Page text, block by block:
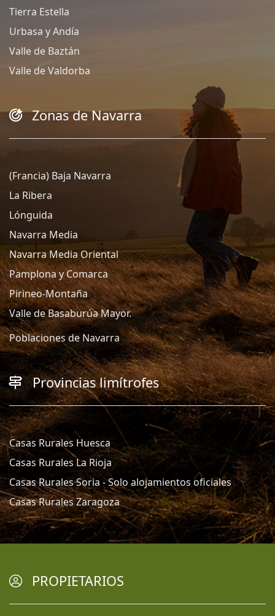
Tierra Estella
Urbasa y Andía
Valle de Baztán
Valle de Valdorba
Zonas de Navarra
(Francia) Baja Navarra
La Ribera
Lónguida
Navarra Media
Navarra Media Oriental
Pamplona y Comarca
Pirineo-Montaña
Valle de Basaburúa Mayor.
Poblaciones de Navarra
Provincias limítrofes
Casas Rurales Huesca
Casas Rurales La Rioja
Casas Rurales Soria - Solo alojamientos oficiales
Casas Rurales Zaragoza
PROPIETARIOS